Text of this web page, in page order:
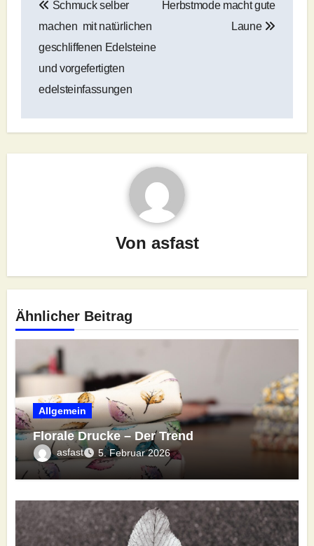
Schmuck selber
machen mit natürlichen
geschliffenen Edelsteine
und vorgefertigten
edelsteinfassungen
Herbstmode macht gute
Laune
Von asfast
Ähnlicher Beitrag
Allgemein
Florale Drucke – Der Trend
asfast 5. Februar 2026